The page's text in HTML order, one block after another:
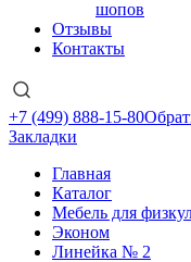
шопов
Отзывы
Контакты
+7 (499) 888-15-80
Закладки
Главная
Каталог
Мебель для
Эконом
Линейка № 2